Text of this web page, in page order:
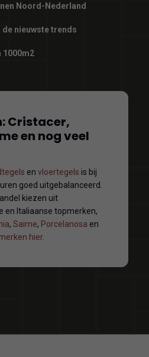
Noord-Nederland
nieuwste trends
1000m2
Cristacer,
en nog veel
en vloertegels is bij
goed uitgebalanceerd.
kiezen uit
en Italiaanse topmerken,
, Saime, Porcelanosa en
hier.